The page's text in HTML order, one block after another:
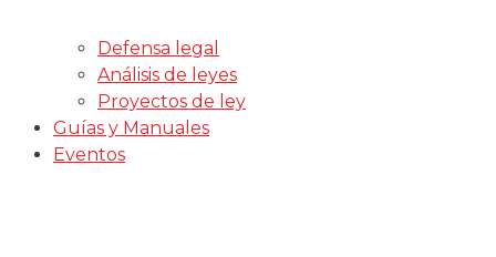
Defensa legal
Análisis de leyes
Proyectos de ley
Guías y Manuales
Eventos